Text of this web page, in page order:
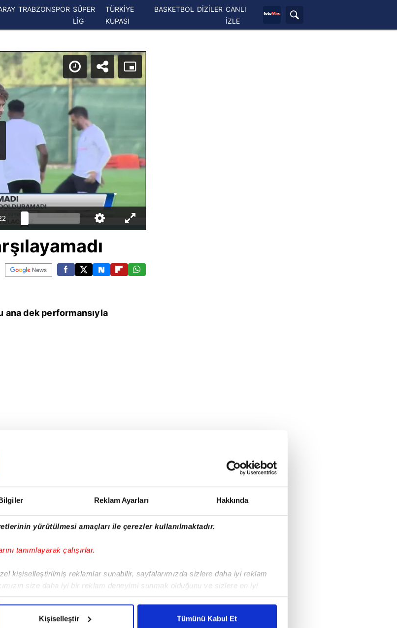
Reklam Ayarları Hakkında
yürütülmesi amaçları ile çerezler kullanılmaktadır.
tanımlayarak çalışırlar.
kişiselleştirilmiş reklamlar sunabilir, sayfalarımızda sizlere daha iyi reklam
size daha iyi bir reklam deneyimi sunmak olduğunu ve sizlere en iyi
gösterdiğimizi ve bu noktada, reklamların maliyetlerimizi karşılamak
hatırlatmak isteriz.
Kişiselleştir Tümünü Kabul Et
TRABZONSPOR SÜPER
LİG
TÜRKİYE
KUPASI
BASKETBOL DİZİLER CANLI
İZLE
ana dek performansıyla